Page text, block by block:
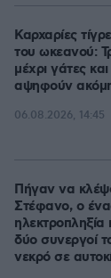
Καρχαρίες
του ωκεανού:
μέχρι γάτες
αψηφούν
06.08.2026, 14:45
Πήγαν να
Στέφανο, ο
δύο συνεργοί
νεκρό σε